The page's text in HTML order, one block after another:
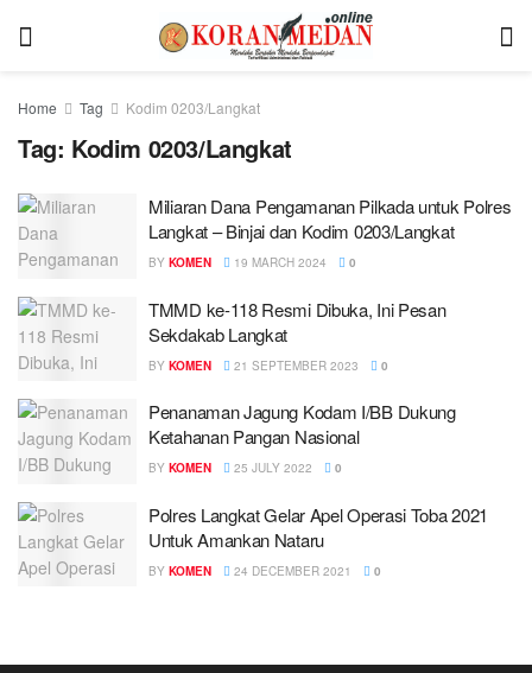
Home Tag Kodim 0203/Langkat
Tag: Kodim 0203/Langkat
Miliaran Dana Pengamanan Pilkada untuk Polres
Langkat – Binjai dan Kodim 0203/Langkat
BY KOMEN 19 MARCH 2024 0
TMMD ke-118 Resmi Dibuka, Ini Pesan
Sekdakab Langkat
BY KOMEN 21 SEPTEMBER 2023 0
Penanaman Jagung Kodam I/BB Dukung
Ketahanan Pangan Nasional
BY KOMEN 25 JULY 2022 0
Polres Langkat Gelar Apel Operasi Toba 2021
Untuk Amankan Nataru
BY KOMEN 24 DECEMBER 2021 0